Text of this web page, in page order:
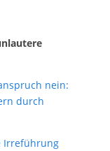
nein:
durch
Irreführung